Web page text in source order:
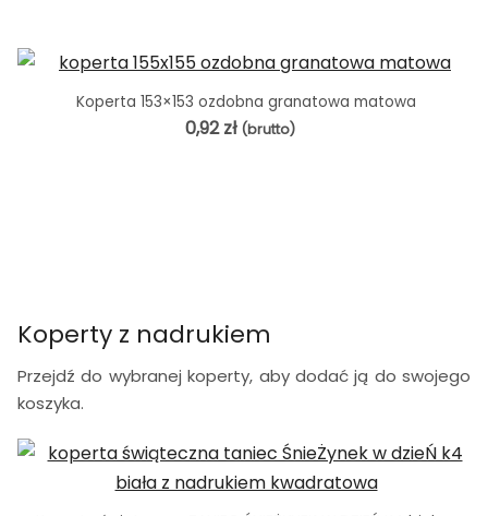
Koperta 153×153 ozdobna granatowa matowa
0,92zł (brutto)
Koperty z nadrukiem
Przejdź do wybranej koperty, aby dodać ją do swojego
koszyka.